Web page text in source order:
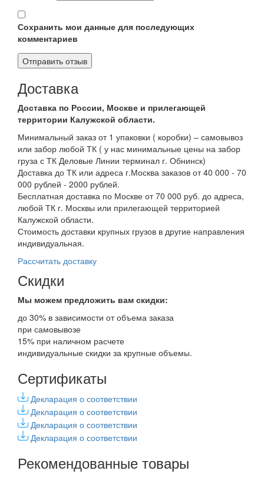
Сохранить мои данные для последующих
комментариев
Доставка
Доставка по России, Москве и прилегающей
территории Калужской области.
Минимальный заказ от 1 упаковки ( коробки) – самовывоз
или забор любой ТК ( у нас минимальные цены на забор
груза с ТК Деловые Линии терминал г. Обнинск)
Доставка до ТК или адреса г.Москва заказов от 40 000 - 70
000 рублей - 2000 рублей.
Бесплатная доставка по Москве от 70 000 руб. до адреса,
любой ТК г. Москвы или прилегающей территорией
Калужской области.
Стоимость доставки крупных грузов в другие направления
индивидуальная.
Рассчитать доставку
Скидки
Мы можем предложить вам скидки:
до 30% в зависимости от объема заказа
при самовывозе
15% при наличном расчете
индивидуальные скидки за крупные объемы.
Сертификаты
Декларация о соответствии
Декларация о соответствии
Декларация о соответствии
Декларация о соответствии
Рекомендованные товары